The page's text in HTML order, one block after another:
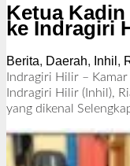
Ketua
ke Indragiri
Berita, Daerah, Inhil ,
Indragiri Hilir –
Indragiri Hilir (Inhil),
yang dikenal